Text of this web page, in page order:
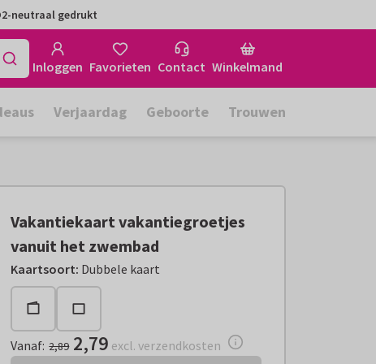
neutraal gedrukt
Inloggen Favorieten Contact Winkelmand
Verjaardag Geboorte Trouwen
Vakantiekaart vakantiegroetjes
vanuit het zwembad
Kaartsoort: Dubbele kaart
Vanaf:€ 2,79 excl. verzendkosten
Vanaf: 2,89 2,79 excl. verzendkosten